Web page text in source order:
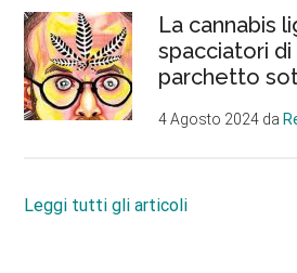
La cannabis
spacciatori
parchetto
4 Agosto 2024 da
Leggi tutti gli articoli